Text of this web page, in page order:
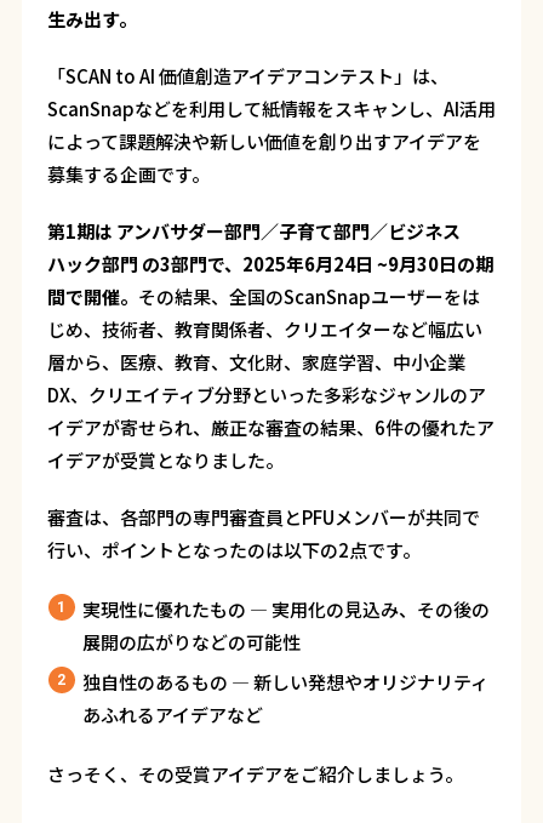
生み出す。
「SCAN to AI 価値創造アイデアコンテスト」は、
ScanSnapなどを利用して紙情報をスキャンし、AI活用
によって課題解決や新しい価値を創り出すアイデアを
募集する企画です。
第1期は アンバサダー部門／子育て部門／ビジネス
ハック部門 の3部門で、2025年6月24日 ~9月30日の期
間で開催。 その結果、全国のScanSnapユーザーをは
じめ、技術者、教育関係者、クリエイターなど幅広い
層から、医療、教育、文化財、家庭学習、中小企業
DX、クリエイティブ分野といった多彩なジャンルのア
イデアが寄せられ、厳正な審査の結果、6件の優れたア
イデアが受賞となりました。
審査は、各部門の専門審査員とPFUメンバーが共同で
行い、ポイントとなったのは以下の2点です。
実現性に優れたもの ― 実用化の見込み、その後の
展開の広がりなどの可能性
独自性のあるもの ―新しい発想やオリジナリティ
あふれるアイデアなど
さっそく、その受賞アイデアをご紹介しましょう。